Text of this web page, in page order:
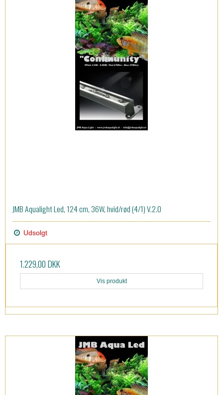
JMB Aqualight Led, 124 cm, 36W, hvid/rød (4/1) V.2.0
Udsolgt
1.229,00 DKK
Vis produkt